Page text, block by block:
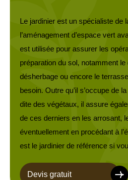
Le jardinier est un spécialiste de
l’aménagement d’espace vert
est utilisée pour assurer les
préparation du sol, notamment le
désherbage ou encore le
besoin. Outre qu’il s’occupe de
dite des végétaux, il assure
de ces derniers en les arrosant,
éventuellement en procédant à
est le jardinier de référence si
Devis gratuit